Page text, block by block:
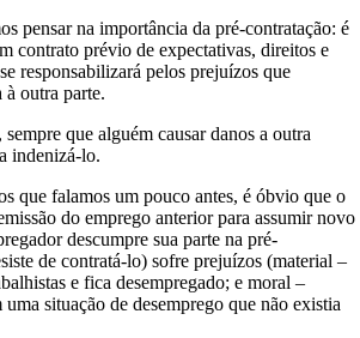
pensar na importância da pré-contratação: é
contrato prévio de expectativas, direitos e
responsabilizará pelos prejuízos que
à outra parte.
que alguém causar danos a outra
indenizá-lo.
que falamos um pouco antes, é óbvio que o
do emprego anterior para assumir novo
descumpre sua parte na pré-
de contratá-lo) sofre prejuízos (material –
e fica desempregado; e moral –
situação de desemprego que não existia